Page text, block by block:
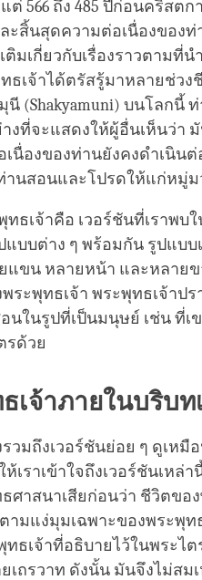
566 ถึง 485 ปีก่อนคริสต
สิ้นสุดความต่อเนื่องของท่
มเกี่ยวกับเรื่องราวตามที่
ธเจ้าได้ตรัสรู้มาหลายช่ว
(Shakyamuni) บนโลกนี้
งที่จะแสดงให้ผู้อื่นเห็นว่า
นื่องของท่านยังคงดำเนิน
านสอนและโปรดให้แก่หมู่
ธเจ้าคือ เวอร์ชันที่เราพบ
บบต่าง ๆ พร้อมกัน รูปแบบ
แขน หลายหน้า และหลาย
ระพุทธเจ้า พระพุทธเจ้าป
ในรูปที่เป็นมนุษย์ เช่น ที่เข
รด้วย
เจ้าภายในบริบท
รวมถึงเวอร์ชันย่อย ๆ ดูเห
เราเข้าใจถึงเวอร์ชันเหล่
ศาสนาเสียก่อนว่า ชีวิตขอ
ามแง่มุมเฉพาะของพระพุ
ทธเจ้าที่อธิบายไว้ในพระ
ถรวาท ดังนั้น มันจึงไม่สม